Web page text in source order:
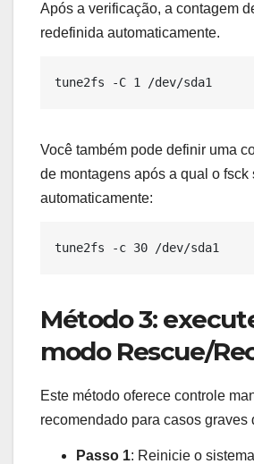
Após a verificação, a contagem
redefinida automaticamente.
Você também pode definir uma
de montagens após a qual o fsck
automaticamente:
Método 3:
modo Rescue/
Este método oferece controle
recomendado para casos graves
Passo 1: Reinicie o